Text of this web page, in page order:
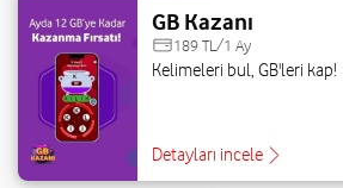
GB Kazanı
189 TL/1 Ay
Kelimeleri bul, GB'leri kap!
Detayları incele